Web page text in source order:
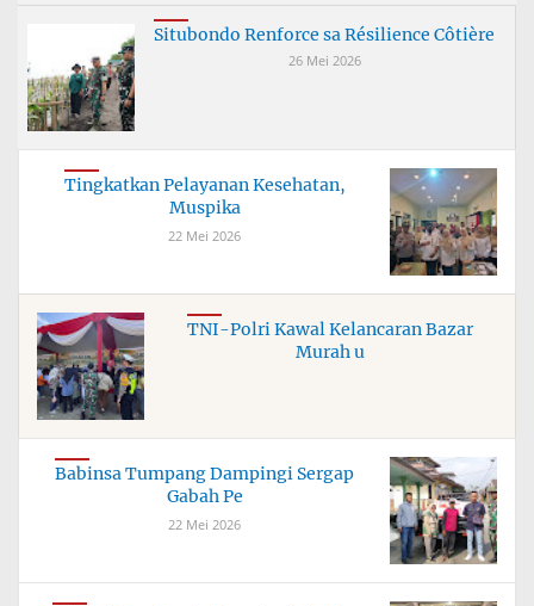
Situbondo Renforce sa Résilience Côtière
26 Mei 2026
Tingkatkan Pelayanan Kesehatan,
Muspika
22 Mei 2026
TNI-Polri Kawal Kelancaran Bazar
Murah u
Babinsa Tumpang Dampingi Sergap
Gabah Pe
22 Mei 2026